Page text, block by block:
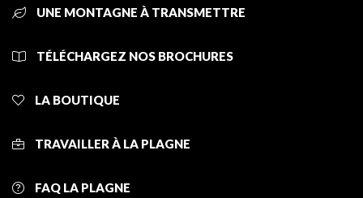
UNE MONTAGNE À TRANSMETTRE
TÉLÉCHARGEZ NOS BROCHURES
LA BOUTIQUE
TRAVAILLER À LA PLAGNE
FAQ LA PLAGNE